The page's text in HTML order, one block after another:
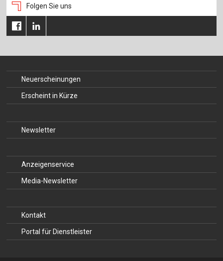
Folgen Sie uns
Neuerscheinungen
Erscheint in Kürze
Newsletter
Anzeigenservice
Media-Newsletter
Kontakt
Portal für Dienstleister